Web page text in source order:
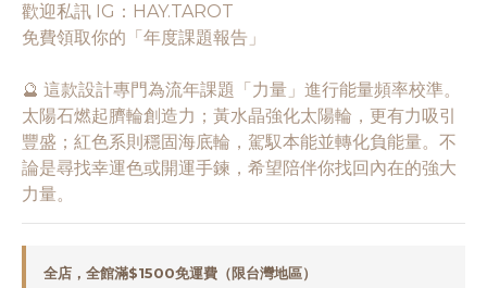
歡迎私訊 IG：HAY.TAROT
免費領取你的「年度課題報告」
🔮 這款設計專門為流年課題「力量」進行能量頻率校準。
太陽石燃起臍輪創造力；黃水晶強化太陽輪，更有力吸引
豐盛；紅色系則穩固海底輪，駕馭本能並轉化負能量。不
論是尋找幸運色或開運手鍊，希望陪伴你找回內在的強大
力量。
全店，全館滿$1500免運費（限台灣地區）